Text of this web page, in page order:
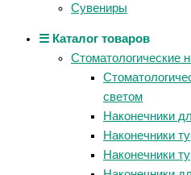
Сувениры
☰ Каталог товаров
Стоматологические
светом
Наконечники
Наконечники
Наконечники